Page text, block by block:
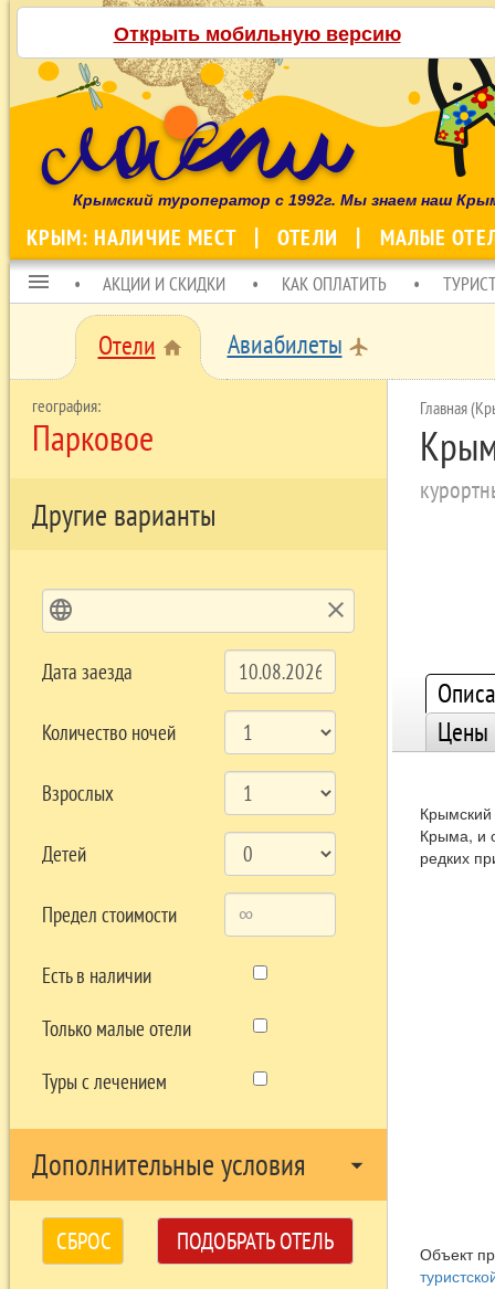
Открыть мобильную версию
Крымский туроператор с 1992г. Мы знаем наш
КРЫМ: НАЛИЧИЕ МЕСТ ОТЕЛИ МАЛЫЕ
menu АКЦИИ И СКИДКИ КАК ОПЛАТИТЬ
Отели home Авиабилеты local_airport
Парковое
Другие варианты
language clear
Дата заезда
Количество ночей
Взрослых
Детей
Предел стоимости
Есть в наличии
Только малые отели
Туры с лечением
Дополнительные условия arrow_drop_down
СБРОС ПОДОБРАТЬ ОТЕЛЬ
Главная
Цены
Крыма, и
редких
Объект